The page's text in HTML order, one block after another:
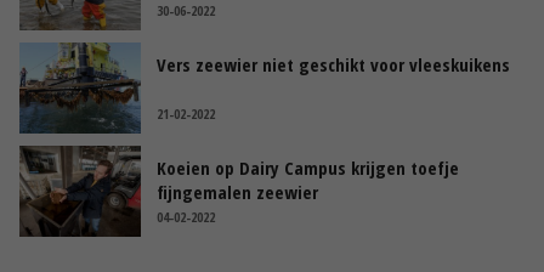
30-06-2022
Vers zeewier niet geschikt voor vleeskuikens
21-02-2022
Koeien op Dairy Campus krijgen toefje
fijngemalen zeewier
04-02-2022